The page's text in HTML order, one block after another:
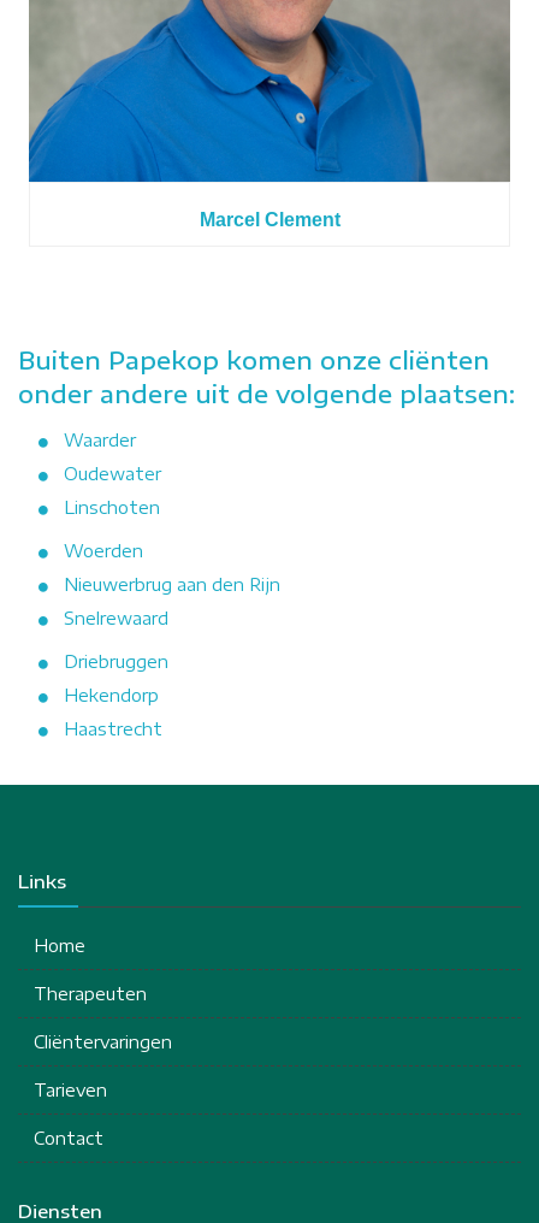
Marcel Clement
Buiten Papekop komen onze cliënten
onder andere uit de volgende plaatsen:
Waarder
Oudewater
Linschoten
Woerden
Nieuwerbrug aan den Rijn
Snelrewaard
Driebruggen
Hekendorp
Haastrecht
Links
Home
Therapeuten
Cliëntervaringen
Tarieven
Contact
Diensten